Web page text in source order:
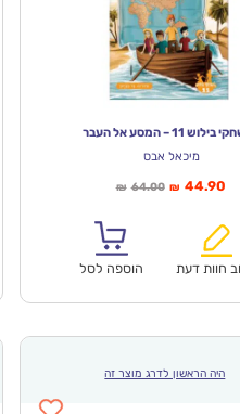
11 – המסע אל העבר
מיכאל אבס
₪ 64.00המחיר
₪64.00.
₪ 44.90
חוות דעת
הוספה לסל
היה הראשון לדרג מוצר זה